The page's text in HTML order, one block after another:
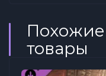
товары